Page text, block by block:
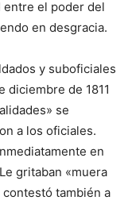
entre el poder del
en desgracia.
y suboficiales
diciembre de 1811
se
a los oficiales.
en
gritaban «muera
también a